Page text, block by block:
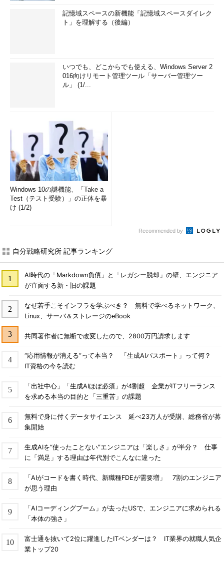
記憶域スペースの新機能「記憶域スペースダイレク
ト」を理解する（後編）
いつでも、どこからでも使える、Windows Server 2
016向けリモート管理ツール「サーバー管理ツー
ル」 (1/...
Windows 10の謎機能、「Take a
Test（テスト受験）」の正体を暴
け (1/2)
Recommended by
自分戦略研究所 記事ランキング
AI時代の「Markdown負債」と「レガシー脱却」の壁、エンジニア
が直面する新・旧の課題
なぜ若手こそインフラを学ぶべき？ 無料で学べるネットワーク、
Linux、サーバ＆ストレージのeBook
共同著作者に無断で改変したので、2800万円請求します
“応用情報が消える”って本当？ 「生成AIパスポート」って何？
IT資格の今を読む
「出社中心」「生成AIほぼ必須」が4割超 企業がITフリーランス
を求める本当の目的と「三重苦」の課題
無料で身に付くデータサイエンス 延べ23万人が受講、総務省が募
集開始
生成AIを“使ったことない”エンジニアは「楽しさ」が半分？ 仕事
に「満足」する理由は年代別でこんなに違った
「AIがコードを書く時代、新職種FDEが需要増」 7割のエンジニア
が思う理由
「AIコーディングブーム」が去ったUSで、エンジニアに求められる
「本体の強さ」
富士通を抜いて2位に躍進したITベンダーは？ IT業界の就職人気企
業トップ20